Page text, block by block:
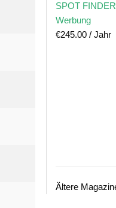
SPOT
Werbung
€245.00 / Jahr
Ältere